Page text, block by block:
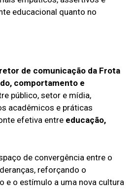
educacional quanto no
de comunicação da Frota
comportamento e
público, setor e mídia,
acadêmicos e práticas
efetiva entre educação,
de convergência entre o
reforçando o
e o estímulo a uma nova cultura